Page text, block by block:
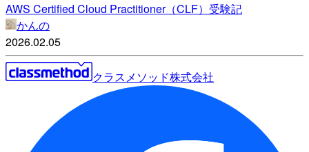
AWS Certified Cloud Practitioner（CLF）受験記
かんの
2026.02.05
クラスメソッド株式会社